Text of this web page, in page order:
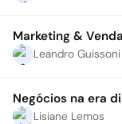
Marketing &
Leandro Guissoni
Negócios na era
Lisiane Lemos